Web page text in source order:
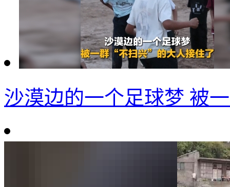
沙漠边的一个足球梦 被